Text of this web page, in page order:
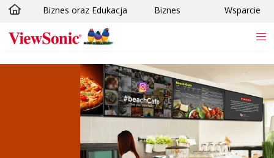
Skip to main content
Biznes oraz Edukacja Biznes Wsparcie